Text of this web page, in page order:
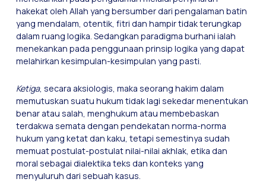
hakekat oleh Allah yang bersumber dari pengalaman batin
yang mendalam, otentik, fitri dan hampir tidak terungkap
dalam ruang logika. Sedangkan paradigma burhani ialah
menekankan pada penggunaan prinsip logika yang dapat
melahirkan kesimpulan-kesimpulan yang pasti.
Ketiga, secara aksiologis, maka seorang hakim dalam
memutuskan suatu hukum tidak lagi sekedar menentukan
benar atau salah, menghukum atau membebaskan
terdakwa semata dengan pendekatan norma-norma
hukum yang ketat dan kaku, tetapi semestinya sudah
memuat postulat-postulat nilai-nilai akhlak, etika dan
moral sebagai dialektika teks dan konteks yang
menyuluruh dari sebuah kasus.